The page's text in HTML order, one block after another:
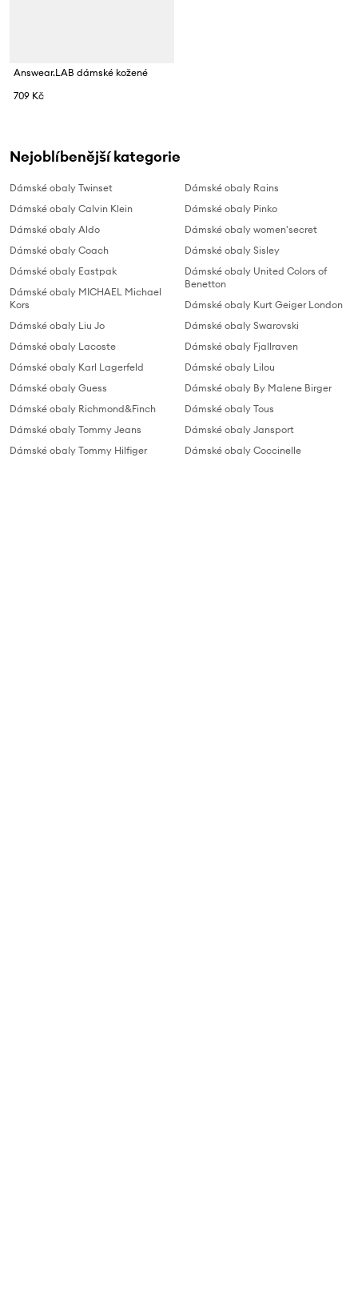
Answear.LAB dámské kožené
709 Kč
Nejoblíbenější kategorie
Dámské obaly Twinset
Dámské obaly Calvin Klein
Dámské obaly Aldo
Dámské obaly Coach
Dámské obaly Eastpak
Dámské obaly MICHAEL Michael
Kors
Dámské obaly Liu Jo
Dámské obaly Lacoste
Dámské obaly Karl Lagerfeld
Dámské obaly Guess
Dámské obaly Richmond&Finch
Dámské obaly Tommy Jeans
Dámské obaly Tommy Hilfiger
Dámské obaly Rains
Dámské obaly Pinko
Dámské obaly women'secret
Dámské obaly Sisley
Dámské obaly United Colors of
Benetton
Dámské obaly Kurt Geiger London
Dámské obaly Swarovski
Dámské obaly Fjallraven
Dámské obaly Lilou
Dámské obaly By Malene Birger
Dámské obaly Tous
Dámské obaly Jansport
Dámské obaly Coccinelle